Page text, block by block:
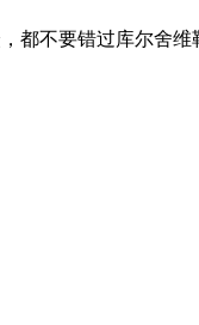
都不要错过库尔舍